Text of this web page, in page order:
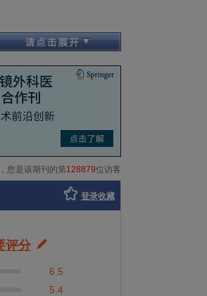
您是该期刊的第128879位访客
登录收藏
评分
6.5
5.4